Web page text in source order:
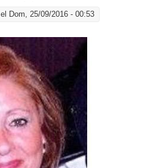
el Dom, 25/09/2016 - 00:53